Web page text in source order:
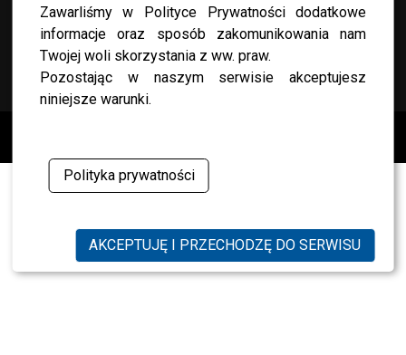
Zawarliśmy w Polityce Prywatności dodatkowe
informacje oraz sposób zakomunikowania nam
Twojej woli skorzystania z ww. praw.
Pozostając w naszym serwisie akceptujesz
niniejsze warunki.
Polityka prywatności
AKCEPTUJĘ I PRZECHODZĘ DO SERWISU